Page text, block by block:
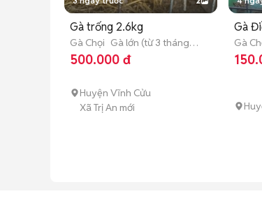
Gà trống 2.6kg
Gà Chọi Gà lớn (từ 3 tháng
tuổi)
500.000 đ
Huyện Vĩnh Cửu
Xã Trị An mới
Gà
Gà
tuổi)